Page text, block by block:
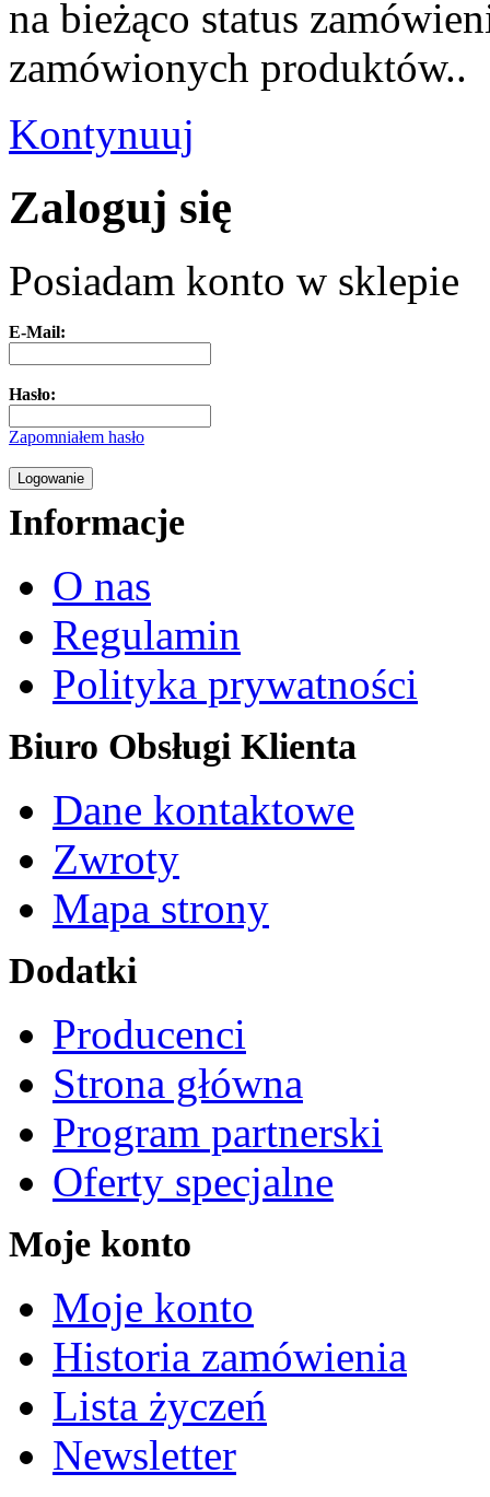
na bieżąco status
zamówionych produktów..
Kontynuuj
Zaloguj się
Posiadam konto w sklepie
E-Mail:
Hasło:
Zapomniałem hasło
Informacje
O nas
Regulamin
Polityka prywatności
Biuro Obsługi Klienta
Dane kontaktowe
Zwroty
Mapa strony
Dodatki
Producenci
Strona główna
Program partnerski
Oferty specjalne
Moje konto
Moje konto
Historia zamówienia
Lista życzeń
Newsletter